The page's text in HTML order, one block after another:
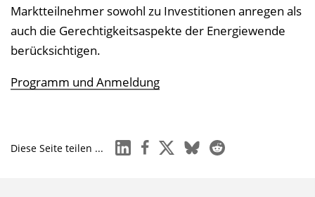
Marktteilnehmer sowohl zu Investitionen anregen als
auch die Gerechtigkeitsaspekte der Energiewende
berücksichtigen.
Programm und Anmeldung
Diese Seite teilen ... linkedinfacebook
x blueskyreddit